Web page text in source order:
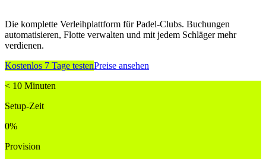
Die komplette Verleihplattform für Padel-Clubs. Buchungen
automatisieren, Flotte verwalten und mit jedem Schläger mehr
verdienen.
Kostenlos 7 Tage testenPreise ansehen
< 10 Minuten
Setup-Zeit
0%
Provision